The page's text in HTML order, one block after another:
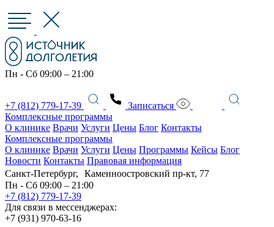
Пн - Сб 09:00 – 21:00
+7 (812) 779-17-39
Записаться
Комплексные программы
О клинике Врачи Услуги Цены Блог Контакты
Комплексные программы
О клинике Врачи Услуги Цены Программы Кейсы Блог
Новости Контакты Правовая информация
Санкт-Петербург, Каменноостровский пр-кт, 77
Пн - Сб 09:00 – 21:00
+7 (812) 779-17-39
Для связи в мессенджерах:
+7 (931) 970-63-16